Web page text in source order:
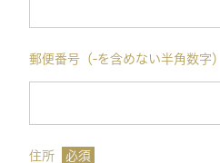
郵便番号（-を含めない半角数字）
住所 必須